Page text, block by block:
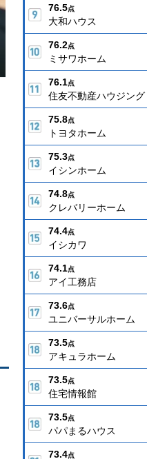
76.5点
大和ハウス
76.2点
ミサワホーム
76.1点
住友不動産ハウジング
75.8点
トヨタホーム
75.3点
イシンホーム
74.8点
クレバリーホーム
74.4点
イシカワ
74.1点
アイ工務店
73.6点
ユニバーサルホーム
73.5点
アキュラホーム
73.5点
住宅情報館
73.5点
パパまるハウス
73.4点